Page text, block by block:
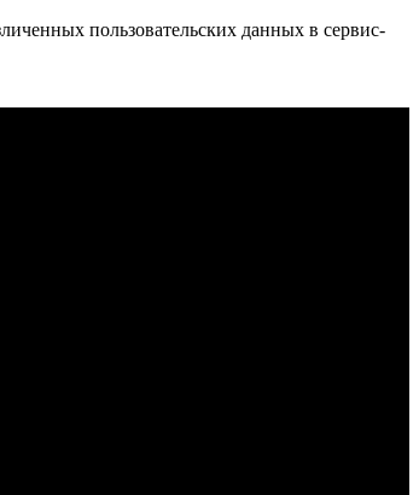
пользовательских данных в сервис-